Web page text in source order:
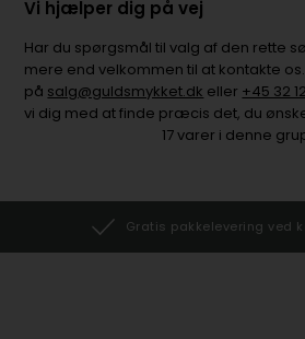
Vi hjælper dig på vej
Har du spørgsmål til valg af den rette
mere end velkommen til at kontakte
på salg@guldsmykket.dk eller +45 32
vi dig med at finde præcis det, du
17varer i denne
Gratis pakkelevering ved